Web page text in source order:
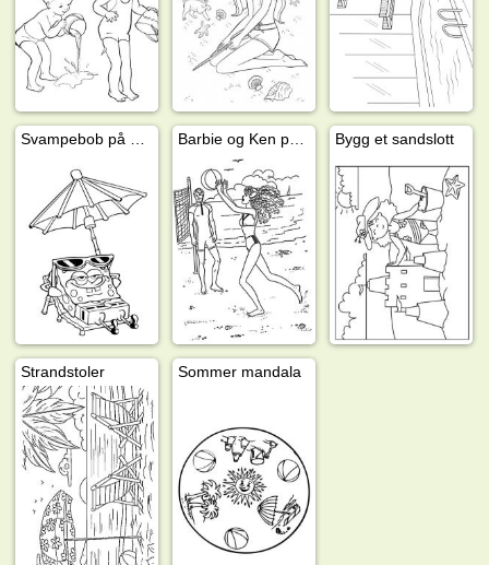
Bygg et sandslott
Strandstoler Sommer mandala